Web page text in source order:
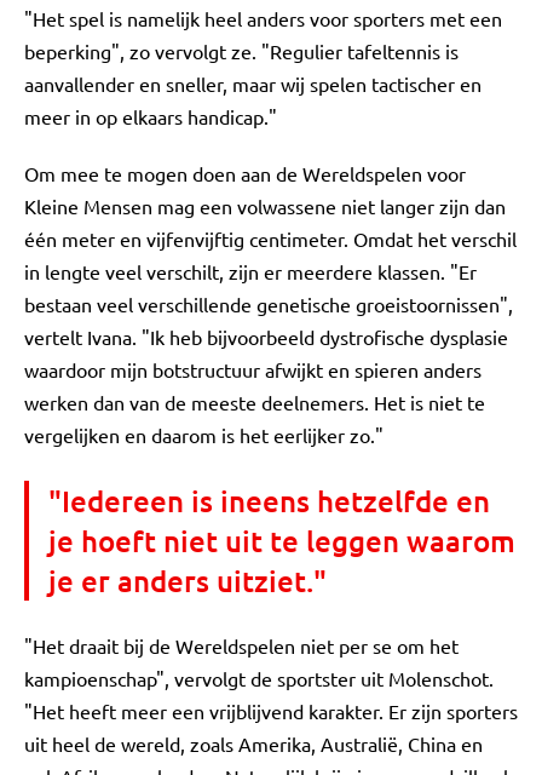
"Het spel is namelijk heel anders voor sporters met een
beperking", zo vervolgt ze. "Regulier tafeltennis is
aanvallender en sneller, maar wij spelen tactischer en
meer in op elkaars handicap."
Om mee te mogen doen aan de Wereldspelen voor
Kleine Mensen mag een volwassene niet langer zijn dan
één meter en vijfenvijftig centimeter. Omdat het verschil
in lengte veel verschilt, zijn er meerdere klassen. "Er
bestaan veel verschillende genetische groeistoornissen",
vertelt Ivana. "Ik heb bijvoorbeeld dystrofische dysplasie
waardoor mijn botstructuur afwijkt en spieren anders
werken dan van de meeste deelnemers. Het is niet te
vergelijken en daarom is het eerlijker zo."
"Iedereen is ineens hetzelfde en
je hoeft niet uit te leggen waarom
je er anders uitziet."
"Het draait bij de Wereldspelen niet per se om het
kampioenschap", vervolgt de sportster uit Molenschot.
"Het heeft meer een vrijblijvend karakter. Er zijn sporters
uit heel de wereld, zoals Amerika, Australië, China en